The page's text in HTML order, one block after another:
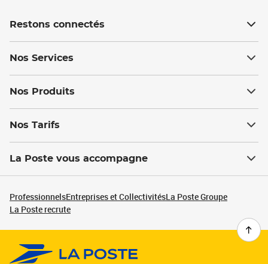
Restons connectés
Nos Services
Nos Produits
Nos Tarifs
La Poste vous accompagne
ProfessionnelsEntreprises et CollectivitésLa Poste Groupe
La Poste recrute